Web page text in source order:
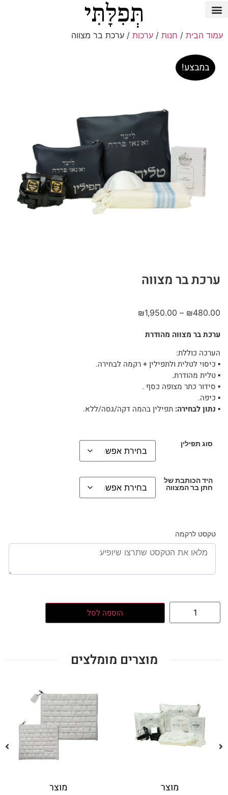
עמוד הבית / חנות / ערכות / ערכת בר מצווה
ערכת בר מצווה
₪480.00
–
₪1,950.00
ערכת בר מצווה מהודרת
הערכה כוללת:
▪︎ כיסוי לטלית ולתפילין + רקמה לבחירה.
▪︎ טלית מהודרת.
▪︎ סידור כתר מצופה כסף .
▪︎ כיפה.
▪︎ נתון לבחירה: תפילין בהמה דקה/גסה/ללא.
סוג תפילין
היד הכותבת של
חתן בר המצווה
טקסט לרקמה
הוספה לסל
במבצע!
מוצרים מומלצים
מוצר מוצר